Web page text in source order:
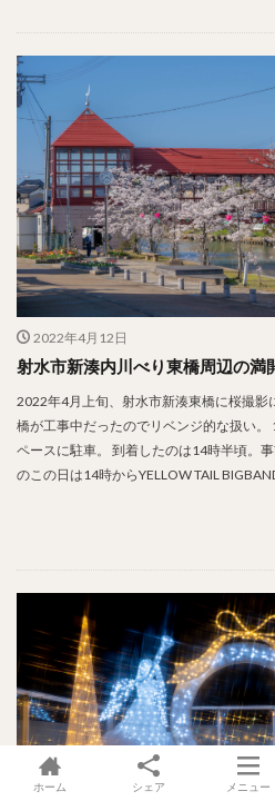
2022年4月12日
射水市新湊内川べり東橋周辺の満
2022年4月上旬、射水市新湊東橋に桜撮影
橋が工事中だったのでリベンジ的な扱い
ペースに駐車。 到着したのは14時半頃。
のこの日は14時からYELLOW TAIL
ホーム シェア メニュー